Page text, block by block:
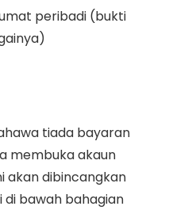
peribadi (bukti
tiada bayaran
membuka akaun
akan dibincangkan
bawah bahagian